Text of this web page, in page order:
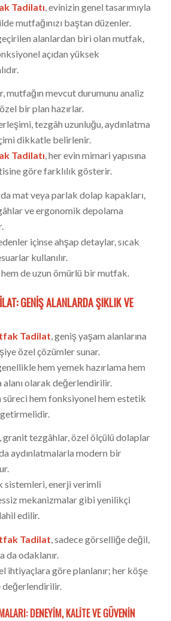
Tadilatı, evinizin genel tasarımıyla
mutfağınızı baştan düzenler.
alanlardan biri olan mutfak,
açıdan yüksek
mutfağın mevcut durumunu analiz
bir plan hazırlar.
tezgâh uzunluğu, aydınlatma
dikkatle belirlenir.
Tadilatı, her evin mimari yapısına
göre farklılık gösterir.
mat veya parlak dolap kapakları,
ve ergonomik depolama
içinse ahşap detaylar, sıcak
kullanılır.
de uzun ömürlü bir mutfak.
GENIŞ ALANLARDA ŞIKLIK VE
Tadilat , geniş yaşam alanlarına
özel çözümler sunar.
hem yemek hazırlama hem
alanı olarak değerlendirilir.
süreci hem fonksiyonel hem estetik
granit tezgâhlar, özel ölçülü dolaplar
aydınlatmalarla modern bir
sistemleri, enerji verimli
mekanizmalar gibi yenilikçi
edilir.
Tadilat , sadece görselliğe değil,
da odaklanır.
ihtiyaçlara göre planlanır; her köşe
DENEYIM, KALITE VE GÜVENIN